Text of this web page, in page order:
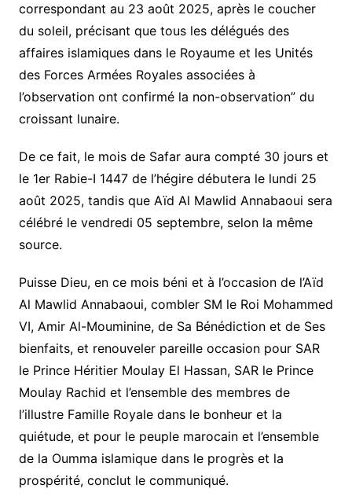
correspondant au 23 août 2025, après le coucher
du soleil, précisant que tous les délégués des
affaires islamiques dans le Royaume et les Unités
des Forces Armées Royales associées à
l’observation ont confirmé la non-observation” du
croissant lunaire.
De ce fait, le mois de Safar aura compté 30 jours et
le 1er Rabie-I 1447 de l’hégire débutera le lundi 25
août 2025, tandis que Aïd Al Mawlid Annabaoui sera
célébré le vendredi 05 septembre, selon la même
source.
Puisse Dieu, en ce mois béni et à l’occasion de l’Aïd
Al Mawlid Annabaoui, combler SM le Roi Mohammed
VI, Amir Al-Mouminine, de Sa Bénédiction et de Ses
bienfaits, et renouveler pareille occasion pour SAR
le Prince Héritier Moulay El Hassan, SAR le Prince
Moulay Rachid et l’ensemble des membres de
l’illustre Famille Royale dans le bonheur et la
quiétude, et pour le peuple marocain et l’ensemble
de la Oumma islamique dans le progrès et la
prospérité, conclut le communiqué.